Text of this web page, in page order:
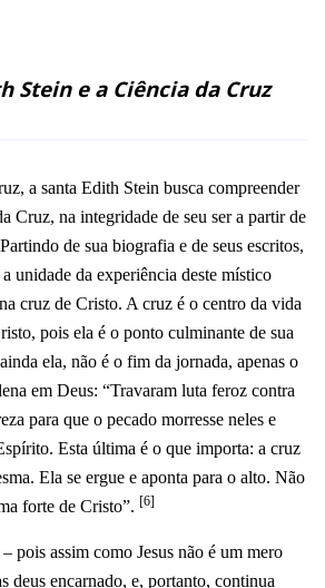
e a Ciência da Cruz
a santa Edith Stein busca compreender
Cruz, na integridade de seu ser a partir de
de sua biografia e de seus escritos,
unidade da experiência deste místico
cruz de Cristo. A cruz é o centro da vida
pois ela é o ponto culminante de sua
ela, não é o fim da jornada, apenas o
em Deus: “Travaram luta feroz contra
para que o pecado morresse neles e
Esta última é o que importa: a cruz
Ela se ergue e aponta para o alto. Não
forte de Cristo”. [6]
pois assim como Jesus não é um mero
deus encarnado, e, portanto, continua